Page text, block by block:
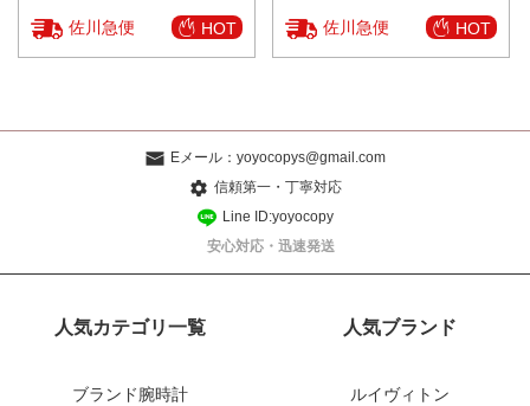
佐川急便 HOT 佐川急便 HOT
Eメール： yoyocopys@gmail.com
信頼第一・丁寧対応
Line ID:yoyocopy
安心対応・迅速発送
人気カテゴリ一覧
ブランド腕時計
人気ブランド
ルイヴィトン